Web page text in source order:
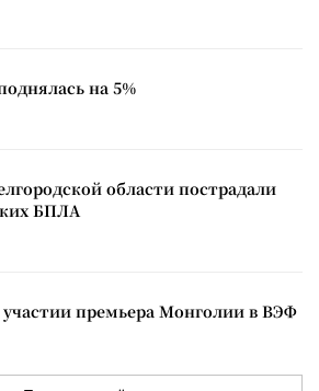
на 5%
области пострадали
БПЛА
премьера Монголии в ВЭФ